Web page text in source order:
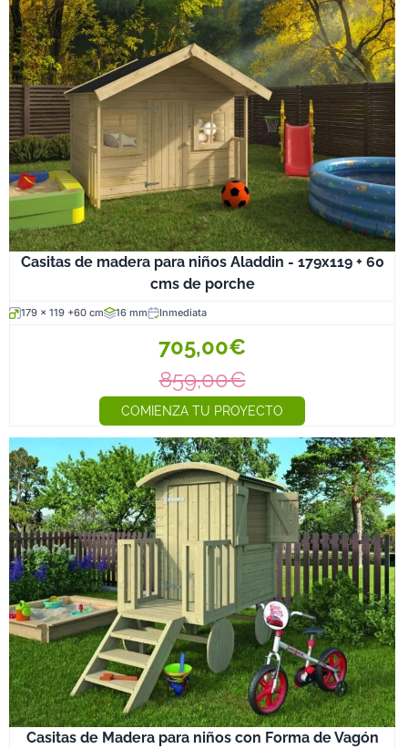
Casitas de madera para niños Aladdin - 179x119 + 60
cms de porche
179 x 119 +60 cm 16 mm Inmediata
705,00€
859,00€
COMIENZA TU PROYECTO
Casitas de Madera para niños con Forma de Vagón